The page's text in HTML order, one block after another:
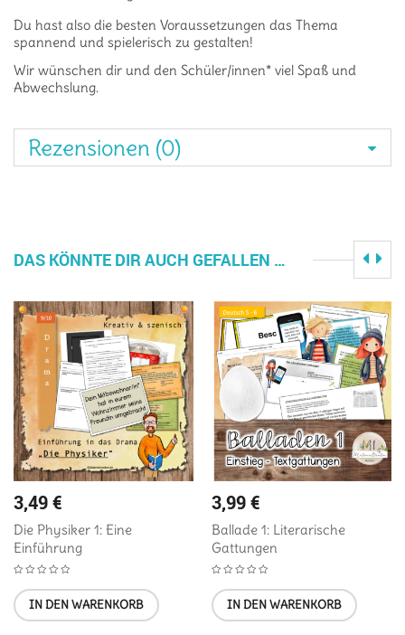
Du hast also die besten Voraussetzungen das Thema
spannend und spielerisch zu gestalten!
Wir wünschen dir und den Schüler/innen* viel Spaß und
Abwechslung.
Rezensionen (0)
DAS KÖNNTE DIR AUCH GEFALLEN …
3,49€
Die Physiker 1: Eine
Einführung
IN DEN WARENKORB
3,99€
Ballade 1: Literarische
Gattungen
IN DEN WARENKORB